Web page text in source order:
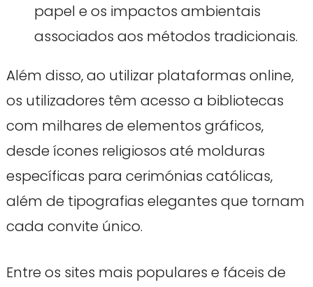
papel e os impactos ambientais
associados aos métodos tradicionais.
Além disso, ao utilizar plataformas online,
os utilizadores têm acesso a bibliotecas
com milhares de elementos gráficos,
desde ícones religiosos até molduras
específicas para cerimónias católicas,
além de tipografias elegantes que tornam
cada convite único.
Entre os sites mais populares e fáceis de